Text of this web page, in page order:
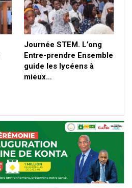
Journée STEM. L’ong
Entre-prendre Ensemble
guide les lycéens à
mieux…